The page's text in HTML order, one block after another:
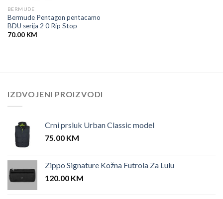
BERMUDE
Bermude Pentagon pentacamo
BDU serija 2 0 Rip Stop
70.00 KM
IZDVOJENI PROIZVODI
Crni prsluk Urban Classic model
75.00 KM
Zippo Signature Kožna Futrola Za Lulu
120.00 KM